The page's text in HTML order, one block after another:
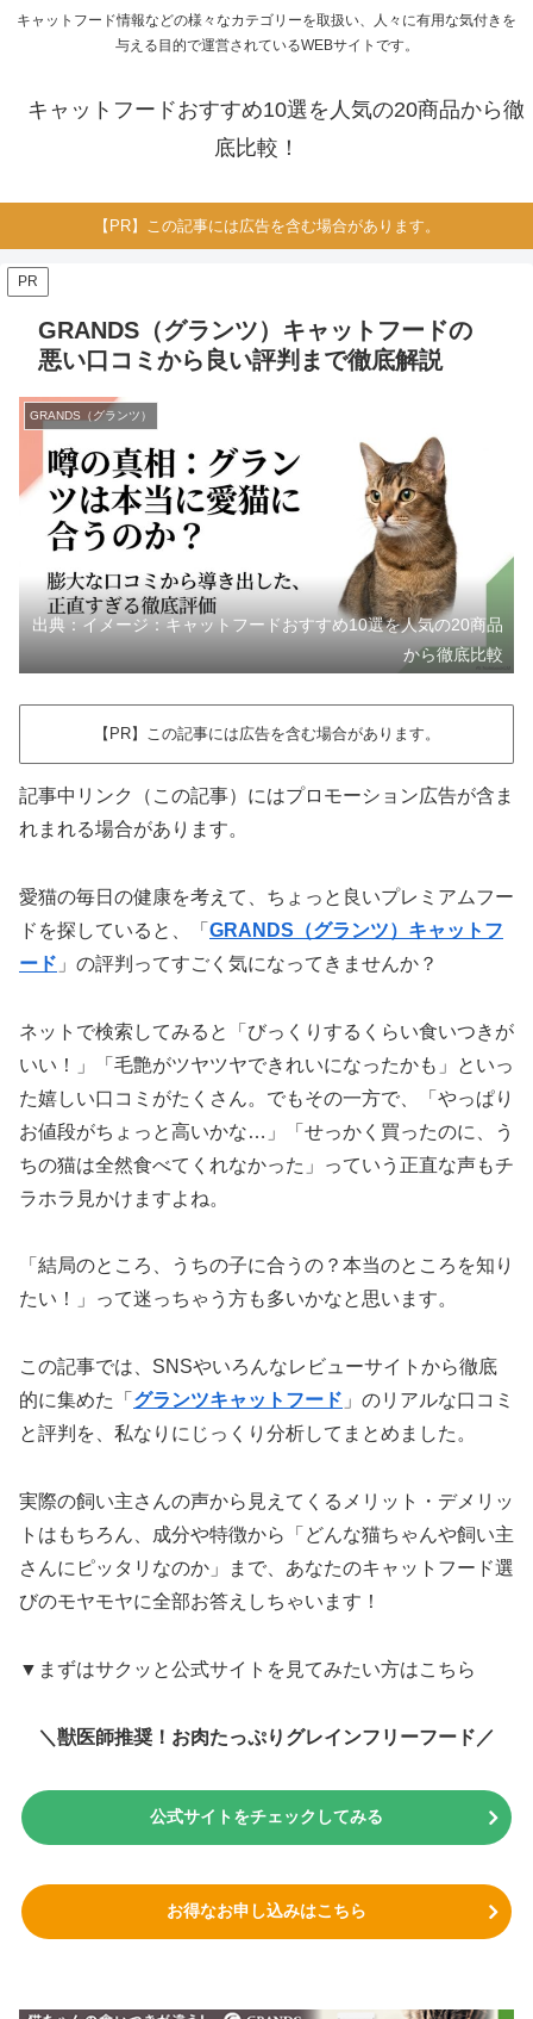
キャットフード情報などの様々なカテゴリーを取扱い、人々に有用な気付きを
与える目的で運営されているWEBサイトです。
キャットフードおすすめ10選を人気の20商品から徹
底比較！
【PR】この記事には広告を含む場合があります。
PR
GRANDS（グランツ）キャットフードの
悪い口コミから良い評判まで徹底解説
GRANDS（グランツ）
出典：イメージ：キャットフードおすすめ10選を人気の20商品
から徹底比較
【PR】この記事には広告を含む場合があります。
記事中リンク（この記事）にはプロモーション広告が含ま
れまれる場合があります。
愛猫の毎日の健康を考えて、ちょっと良いプレミアムフー
ドを探していると、「 GRANDS（グランツ）キャットフ
ード 」の評判ってすごく気になってきませんか？
ネットで検索してみると「びっくりするくらい食いつきが
いい！」「毛艶がツヤツヤできれいになったかも」といっ
た嬉しい口コミがたくさん。でもその一方で、「やっぱり
お値段がちょっと高いかな…」「せっかく買ったのに、う
ちの猫は全然食べてくれなかった」っていう正直な声もチ
ラホラ見かけますよね。
「結局のところ、うちの子に合うの？本当のところを知り
たい！」って迷っちゃう方も多いかなと思います。
この記事では、SNSやいろんなレビューサイトから徹底
的に集めた「 グランツキャットフード 」のリアルな口コミ
と評判を、私なりにじっくり分析してまとめました。
実際の飼い主さんの声から見えてくるメリット・デメリッ
トはもちろん、成分や特徴から「どんな猫ちゃんや飼い主
さんにピッタリなのか」まで、あなたのキャットフード選
びのモヤモヤに全部お答えしちゃいます！
▼まずはサクッと公式サイトを見てみたい方はこちら
＼獣医師推奨！お肉たっぷりグレインフリーフード／
公式サイトをチェックしてみる
お得なお申し込みはこちら